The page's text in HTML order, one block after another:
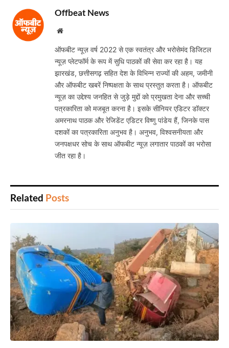
Offbeat News
Website
ऑफबीट न्यूज़ वर्ष 2022 से एक स्वतंत्र और भरोसेमंद डिजिटल
न्यूज़ प्लेटफॉर्म के रूप में सुधि पाठकों की सेवा कर रहा है। यह
झारखंड, छत्तीसगढ़ सहित देश के विभिन्न राज्यों की अहम, जमीनी
और ऑफबीट खबरें निष्पक्षता के साथ प्रस्तुत करता है। ऑफबीट
न्यूज़ का उद्देश्य जनहित से जुड़े मुद्दों को प्रमुखता देना और सच्ची
पत्रकारिता को मजबूत करना है। इसके सीनियर एडिटर डॉक्टर
अमरनाथ पाठक और रेजिडेंट एडिटर विष्णु पांडेय हैं, जिनके पास
दशकों का पत्रकारिता अनुभव है। अनुभव, विश्वसनीयता और
जनपक्षधर सोच के साथ ऑफबीट न्यूज़ लगातार पाठकों का भरोसा
जीत रहा है।
Related Posts